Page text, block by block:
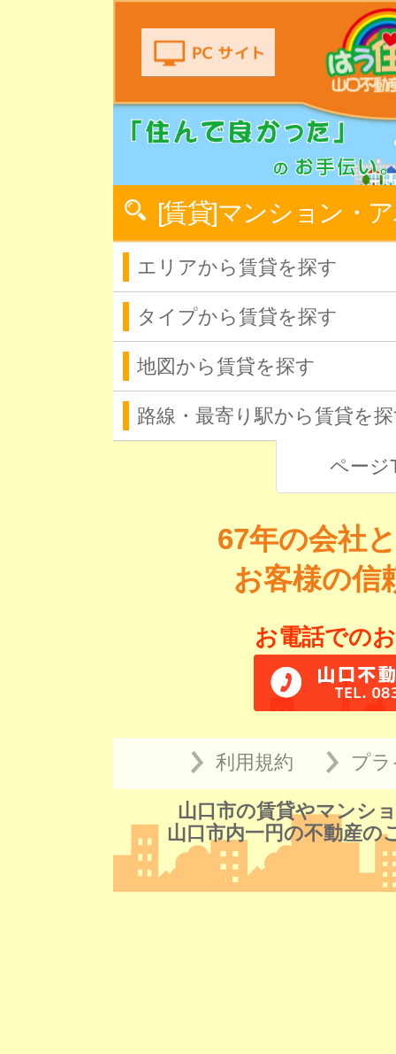
[賃貸]マンション・
エリアから賃貸を探す
タイプから賃貸を探す
地図から賃貸を探す
路線・最寄り駅から賃貸を
ページ
67年の会社
お客様の信
お電話での
利用規約 プ
山口市の賃貸やマンシ
山口市内一円の不動産の